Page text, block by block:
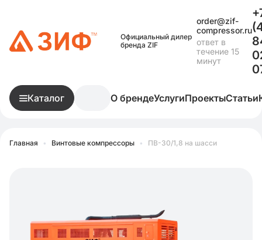
Официальный дилер
бренда ZIF
order@zif-
compressor.ru
ответ в
течение 15
минут
Каталог О брендеУслугиПроектыСтатьи
Главная • Винтовые компрессоры • ПВ-30/1,8 на шасси